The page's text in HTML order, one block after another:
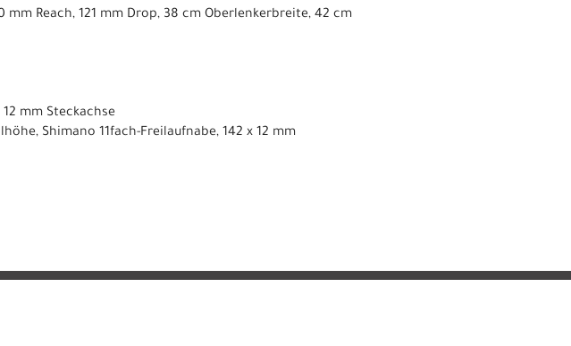
Reach, 121 mm Drop, 38 cm Oberlenkerbreite, 42 cm
12 mm Steckachse
Shimano 11fach-Freilaufnabe, 142 x 12 mm